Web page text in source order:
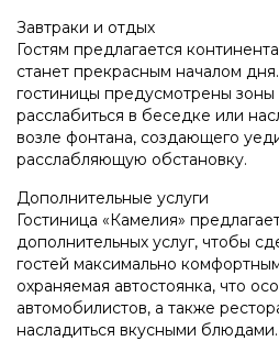
Завтраки и отдых
Гостям предлагается
станет прекрасным началом
гостиницы предусмотрены
расслабиться в беседке или
возле фонтана, создающего
расслабляющую обстановку.
Дополнительные услуги
Гостиница «Камелия»
дополнительных услуг, чтобы
гостей максимально
охраняемая автостоянка, что
автомобилистов, а также
насладиться вкусными блюдами.